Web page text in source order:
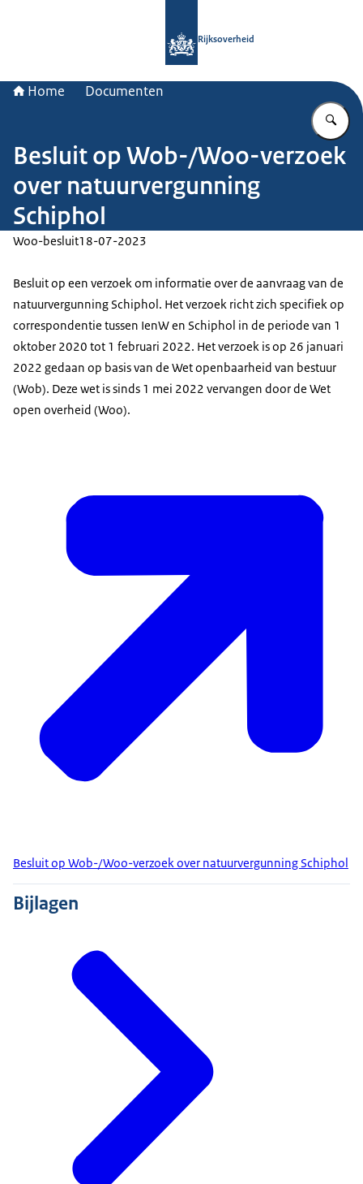
Rijksoverheid
Home Documenten
Besluit op Wob-/Woo-verzoek
over natuurvergunning
Schiphol
Woo-besluit18-07-2023
Besluit op een verzoek om informatie over de aanvraag van de
natuurvergunning Schiphol. Het verzoek richt zich specifiek op
correspondentie tussen IenW en Schiphol in de periode van 1
oktober 2020 tot 1 februari 2022. Het verzoek is op 26 januari
2022 gedaan op basis van de Wet openbaarheid van bestuur
(Wob). Deze wet is sinds 1 mei 2022 vervangen door de Wet
open overheid (Woo).
Besluit op Wob-/Woo-verzoek over natuurvergunning Schiphol
Bijlagen